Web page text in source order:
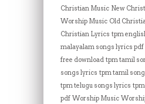
Christian Music New
Worship Music Old
Christian Lyrics tpm
malayalam songs lyrics pdf
free download tpm tamil
songs lyrics tpm tamil
tpm telugu songs lyrics
pdf Worship Music